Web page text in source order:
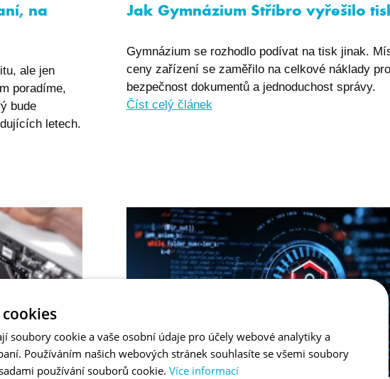
na
ale jen
poradíme,
bude
letech.
Jak Gymnázium Stříbro vyřešilo
Gymnázium se rozhodlo podívat na tisk jinak.
ceny zařízení se zaměřilo na celkové náklady
bezpečnost dokumentů a jednoduchost správy.
Číst celý článek
soubory cookie a vaše osobní údaje pro účely webové analytiky a
Používáním našich webových stránek souhlasíte se všemi soubory
používání souborů cookie. Více informací